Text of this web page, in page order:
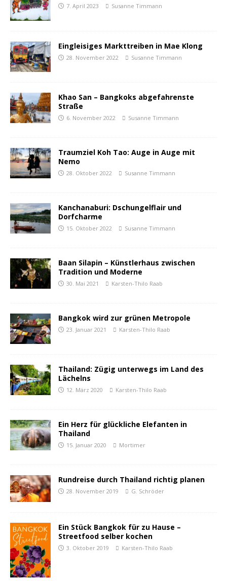
7. April 2023 Susanne Timmann
Eingleisiges Markttreiben in Mae Klong
28. November 2022 Susanne Timmann
Khao San – Bangkoks abgefahrenste
Straße
6. November 2022 Susanne Timmann
Traumziel Koh Tao: Auge in Auge mit
Nemo
28. Oktober 2022 Susanne Timmann
Kanchanaburi: Dschungelflair und
Dorfcharme
15. Oktober 2022 Susanne Timmann
Baan Silapin – Künstlerhaus zwischen
Tradition und Moderne
30. Mai 2021 Karsten-Thilo Raab
Bangkok wird zur grünen Metropole
23. Januar 2021 Karsten-Thilo Raab
Thailand: Zügig unterwegs im Land des
Lächelns
12. März 2020 Karsten-Thilo Raab
Ein Herz für glückliche Elefanten in
Thailand
15. Januar 2020 Mortimer
Rundreise durch Thailand richtig planen
28. November 2019 G. Schröder
Ein Stück Bangkok für zu Hause –
Streetfood selber kochen
3. Oktober 2019 Karsten-Thilo Raab